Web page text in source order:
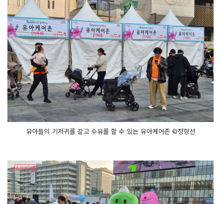
유아들의 기저귀를 갈고 수유를 할 수 있는 유아케어존 ©정향선